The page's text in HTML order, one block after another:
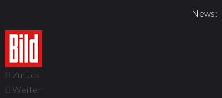
News:
Zurück
Weiter